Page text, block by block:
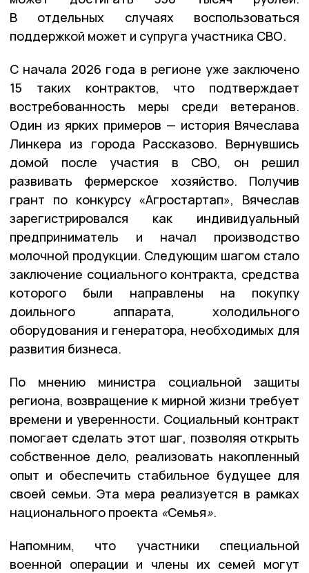
В отдельных случаях воспользоваться
поддержкой может и супруга участника СВО.
С начала 2026 года в регионе уже заключено
15 таких контрактов, что подтверждает
востребованность меры среди ветеранов.
Один из ярких примеров — история Вячеслава
Линкера из города Рассказово. Вернувшись
домой после участия в СВО, он решил
развивать фермерское хозяйство. Получив
грант по конкурсу «Агростартап», Вячеслав
зарегистрировался как индивидуальный
предприниматель и начал производство
молочной продукции. Следующим шагом стало
заключение социального контракта, средства
которого были направлены на покупку
доильного аппарата, холодильного
оборудования и генератора, необходимых для
развития бизнеса.
По мнению министра социальной защиты
региона, возвращение к мирной жизни требует
времени и уверенности. Социальный контракт
помогает сделать этот шаг, позволяя открыть
собственное дело, реализовать накопленный
опыт и обеспечить стабильное будущее для
своей семьи. Эта мера реализуется в рамках
национального проекта «Семья».
Напомним, что участники специальной
военной операции и члены их семей могут